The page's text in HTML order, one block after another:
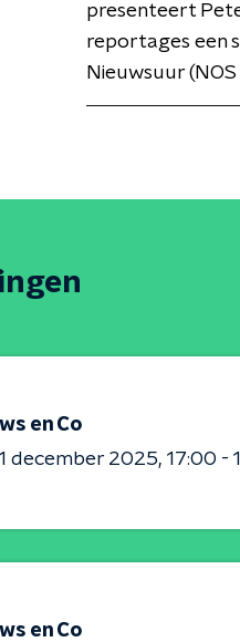
presenteert
reportages een
Nieuwsuur (NOS
en Co
december 2025 17:00 -
en Co